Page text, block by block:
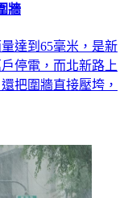
牆
達到65毫米，是新
停電，而北新路上
把圍牆直接壓垮，